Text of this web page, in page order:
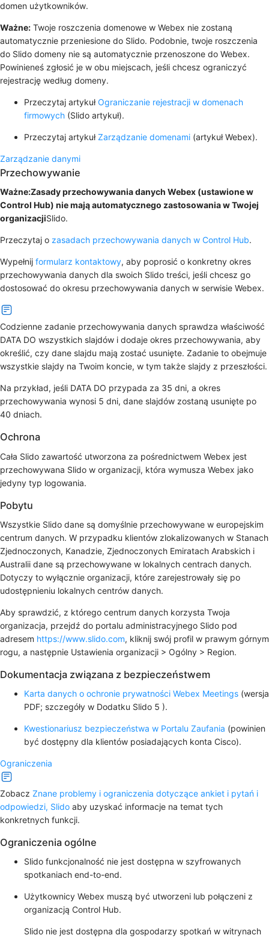
domen użytkowników.
Ważne: Twoje roszczenia domenowe w Webex nie zostaną
automatycznie przeniesione do Slido. Podobnie, twoje roszczenia
do Slido domeny nie są automatycznie przenoszone do Webex.
Powinieneś zgłosić je w obu miejscach, jeśli chcesz ograniczyć
rejestrację według domeny.
Przeczytaj artykułOgraniczanie rejestracji w domenach
firmowych (Slido artykuł).
Przeczytaj artykułZarządzanie domenami (artykuł Webex).
Zarządzanie danymi
Przechowywanie
Ważne:Zasady przechowywania danych Webex (ustawione w
Control Hub) nie mają automatycznego zastosowania w Twojej
organizacjiSlido.
Przeczytaj o zasadach przechowywania danych w Control Hub.
Wypełnij formularz kontaktowy, aby poprosić o konkretny okres
przechowywania danych dla swoich Slido treści, jeśli chcesz go
dostosować do okresu przechowywania danych w serwisie Webex.
Codzienne zadanie przechowywania danych sprawdza właściwość
DATA DO wszystkich slajdów i dodaje okres przechowywania, aby
określić, czy dane slajdu mają zostać usunięte. Zadanie to obejmuje
wszystkie slajdy na Twoim koncie, w tym także slajdy z przeszłości.
Na przykład, jeśli DATA DO przypada za 35 dni, a okres
przechowywania wynosi 5 dni, dane slajdów zostaną usunięte po
40 dniach.
Ochrona
Cała Slido zawartość utworzona za pośrednictwem Webex jest
przechowywana Slido w organizacji, która wymusza Webex jako
jedyny typ logowania.
Pobytu
Wszystkie Slido dane są domyślnie przechowywane w europejskim
centrum danych. W przypadku klientów zlokalizowanych w Stanach
Zjednoczonych, Kanadzie, Zjednoczonych Emiratach Arabskich i
Australii dane są przechowywane w lokalnych centrach danych.
Dotyczy to wyłącznie organizacji, które zarejestrowały się po
udostępnieniu lokalnych centrów danych.
Aby sprawdzić, z którego centrum danych korzysta Twoja
organizacja, przejdź do portalu administracyjnego Slido pod
adresem https://www.slido.com, kliknij swój profil w prawym górnym
rogu, a następnie Ustawienia organizacji > Ogólny > Region.
Dokumentacja związana z bezpieczeństwem
Karta danych o ochronie prywatności Webex Meetings (wersja
PDF; szczegóły w Dodatku Slido 5 ).
Kwestionariusz bezpieczeństwa w Portalu Zaufania (powinien
być dostępny dla klientów posiadających konta Cisco).
Ograniczenia
Zobacz Znane problemy i ograniczenia dotyczące ankiet i pytań i
odpowiedzi, Slido aby uzyskać informacje na temat tych
konkretnych funkcji.
Ograniczenia ogólne
Slido funkcjonalność nie jest dostępna w szyfrowanych
spotkaniach end-to-end.
Użytkownicy Webex muszą być utworzeni lub połączeni z
organizacją Control Hub.
Slido nie jest dostępna dla gospodarzy spotkań w witrynach